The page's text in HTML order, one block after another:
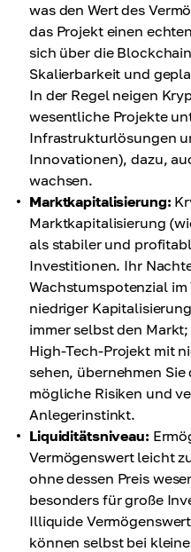
was den Wert des
das Projekt einen
sich über die
Skalierbarkeit und
In der Regel neigen
wesentliche Projekte
Infrastrukturlösungen
Innovationen), dazu,
wachsen.
Marktkapitalisierung:
Marktkapitalisierung
als stabiler und
Investitionen. Ihr
Wachstumspotenzial
niedriger
immer selbst den
High-Tech-Projekt mit
sehen, übernehmen
mögliche Risiken und
Anlegerinstinkt.
Liquiditätsniveau:
Vermögenswert leicht
ohne dessen Preis
besonders für große
Illiquide
können selbst bei